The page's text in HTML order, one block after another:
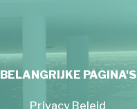
BELANGRIJKE PAGINA'S
Privacy Beleid